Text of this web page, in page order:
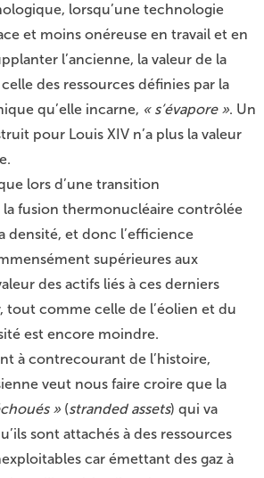
lorsqu’une technologie
et moins onéreuse en travail et en
l’ancienne, la valeur de la
des ressources définies par la
qu’elle incarne, « s’évapore ». Un
pour Louis XIV n’a plus la valeur
lors d’une transition
fusion thermonucléaire contrôlée
densité, et donc l’efficience
supérieures aux
des actifs liés à ces derniers
tout comme celle de l’éolien et du
est encore moindre.
à contrecourant de l’histoire,
veut nous faire croire que la
»(stranded assets) qui va
sont attachés à des ressources
car émettant des gaz à